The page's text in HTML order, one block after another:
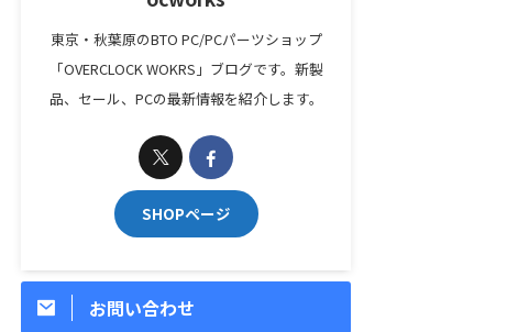
東京・秋葉原のBTO PC/PCパーツショップ
「OVERCLOCK WOKRS」ブログです。新製
品、セール、PCの最新情報を紹介します。
SHOPページ
お問い合わせ